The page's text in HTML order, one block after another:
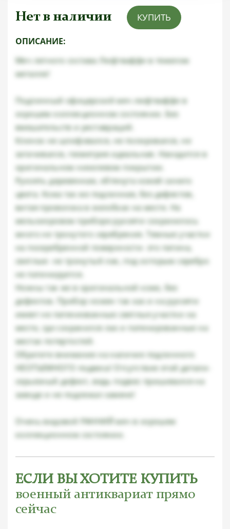
Нет в наличии КУПИТЬ
ОПИСАНИЕ:
Меч летного состава Люфтваффе в тяжелом
металле!
Подлинный офицерский меч люфтваффе в
хорошем коллекционном состоянии. Без
вмешательств и реставраций.
Клинок не шлифовался, не полировался, не
затачивался, геометрия идеальная. Находится в
оригинальном никелевом покрытии.
Рукоять деревянная, обтянута кожей синего
цвета. Кожа так же подлинная, без дефектов,
витая проволока в желобках на месте. На
мельхиоровом приборе рукояти сохранилось
много не тронутого серебрения. Темные участки
на посеребренной поверхности- это патина,
светлые- не тронутый лак, под которым серебро
не патинируется.
Ножны так же в оригинальной коже, без
дефектов. Прибор ножен так как и на рукояти
имеет не патениованные светлые участки на
месте, где сохранился лак и патенированные на
местах потертостей.
Обратите внимание на наличие подлинного
НЕОТЪЕМНОГО подвеса! Отсутствие этой детали-
серьезный дефект, ведь подвес пришивался на
заводе и не подлежал замене!
Очень видовой РАННИЙ меч в хорошем
коллекционном состоянии.
ЕСЛИ ВЫ ХОТИТЕ КУПИТЬ
военный антиквариат прямо
сейчас